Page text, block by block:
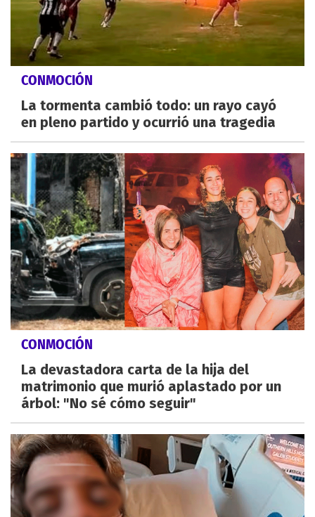
CONMOCIÓN
La tormenta cambió todo: un rayo cayó
en pleno partido y ocurrió una tragedia
CONMOCIÓN
La devastadora carta de la hija del
matrimonio que murió aplastado por un
árbol: "No sé cómo seguir"